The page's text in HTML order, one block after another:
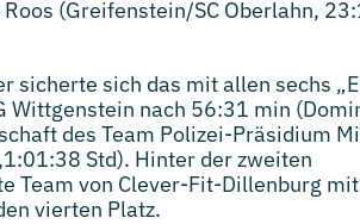
(Greifenstein/SC Oberlahn,
sicherte sich das mit allen sechs
Wittgenstein nach 56:31 min
des Team Polizei-Präsidium
Std). Hinter der zweiten
Team von Clever-Fit-Dillenburg
vierten Platz.